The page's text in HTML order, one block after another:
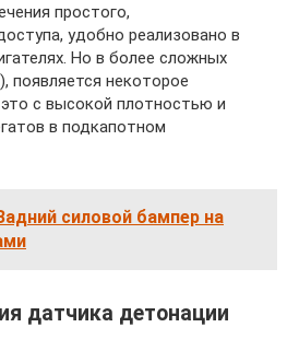
простого,
удобно реализовано в
Но в более сложных
появляется некоторое
с высокой плотностью и
в подкапотном
силовой бампер на
датчика детонации